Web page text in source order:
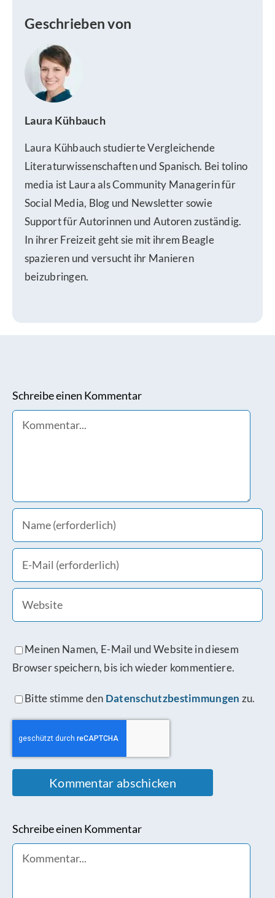
Geschrieben von
Laura Kühbauch
Laura Kühbauch studierte Vergleichende
Literaturwissenschaften und Spanisch. Bei tolino
media ist Laura als Community Managerin für
Social Media, Blog und Newsletter sowie
Support für Autorinnen und Autoren zuständig.
In ihrer Freizeit geht sie mit ihrem Beagle
spazieren und versucht ihr Manieren
beizubringen.
Schreibe einen Kommentar
Comment
Meinen Namen, E-Mail und Website in diesem
Browser speichern, bis ich wieder kommentiere.
Bitte stimme den Datenschutzbestimmungen zu.
Schreibe einen Kommentar
Comment